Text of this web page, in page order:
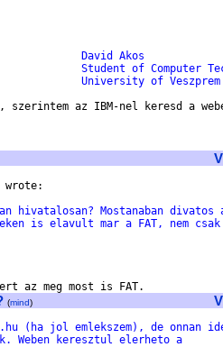
>					David Akos
>					Student of Computer
>					University of Veszprem
szerintem az IBM-nel keresd a
wrote:
hivatalosan? Mostanaban divatos
is elavult mar a FAT, nem csak
(mind)
(ha jol emlekszem), de onnan
Weben keresztul elerheto a